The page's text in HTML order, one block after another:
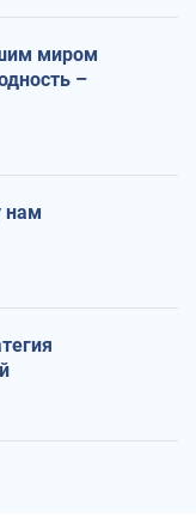
миром
–
нам